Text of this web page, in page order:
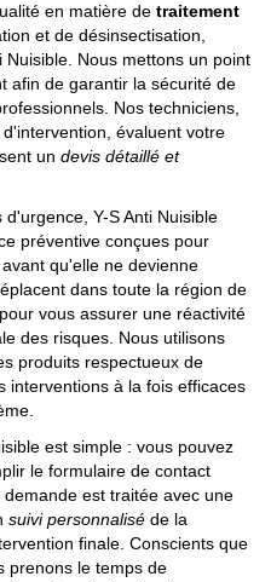
en matière de traitement
et de désinsectisation,
Nuisible. Nous mettons un point
afin de garantir la sécurité de
Nos techniciens,
évaluent votre
un devis détaillé et
Y-S Anti Nuisible
préventive conçues pour
qu'elle ne devienne
dans toute la région de
vous assurer une réactivité
des risques. Nous utilisons
produits respectueux de
interventions à la fois efficaces
est simple : vous pouvez
le formulaire de contact
est traitée avec une
suivi personnalisé de la
finale. Conscients que
prenons le temps de